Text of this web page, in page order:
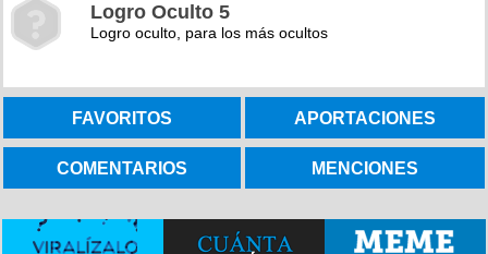
Logro Oculto 5
Logro oculto, para los más ocultos
FAVORITOS APORTACIONES
COMENTARIOS MENCIONES